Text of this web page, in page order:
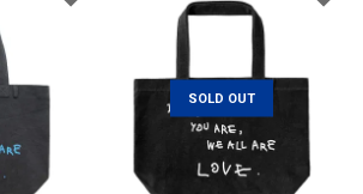
SOLD OUT